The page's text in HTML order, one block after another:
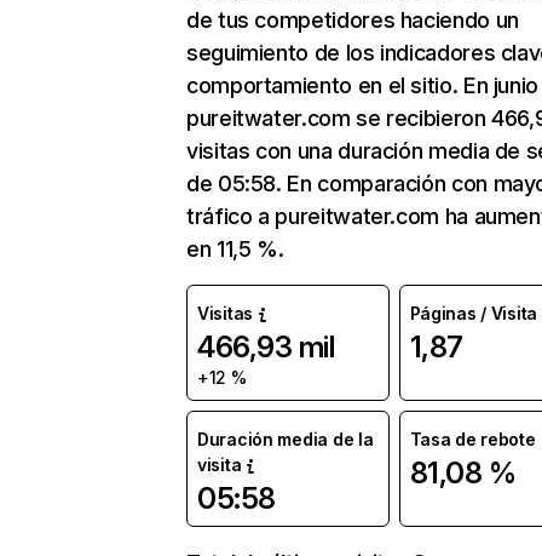
de tus competidores haciendo un
seguimiento de los indicadores
comportamiento en el sitio. En junio
pureitwater.com se recibieron
visitas con una duración media de
de 05:58. En comparación con
tráfico a pureitwater.com ha
en 11,5 %.
Visitas
466,93 mil
+12 %
Páginas / Visita
1,87
Duración media de la
visita
05:58
Tasa de rebote
81,08 %